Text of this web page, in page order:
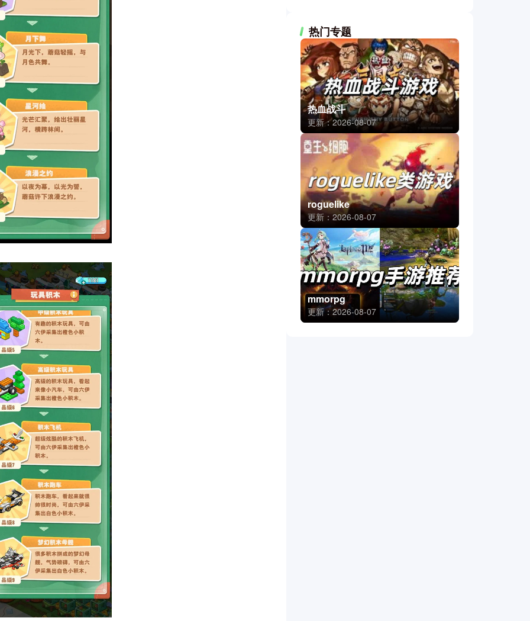
热门专题
热血战斗
更新：2026-08-07
roguelike
更新：2026-08-07
mmorpg
更新：2026-08-07